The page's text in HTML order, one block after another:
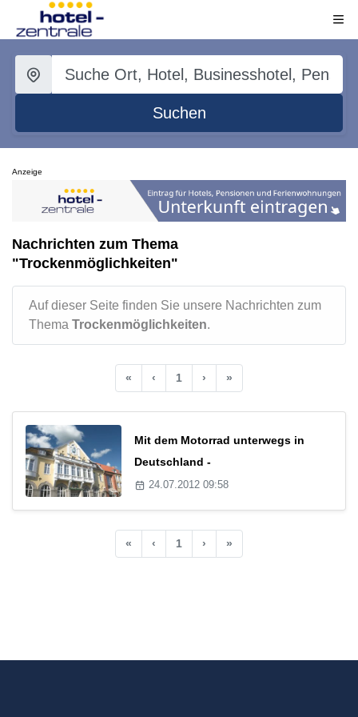
Suchen
Anzeige
Nachrichten zum Thema
"Trockenmöglichkeiten"
Auf dieser Seite finden Sie unsere Nachrichten zum
Thema Trockenmöglichkeiten.
« ‹ 1 › »
Mit dem Motorrad unterwegs in
Deutschland -
24.07.2012 09:58
« ‹ 1 › »